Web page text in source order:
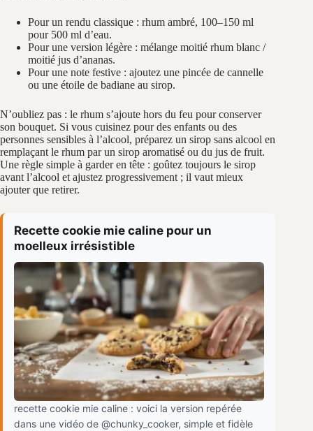
Pour un rendu classique : rhum ambré, 100–150 ml
pour 500 ml d’eau.
Pour une version légère : mélange moitié rhum blanc /
moitié jus d’ananas.
Pour une note festive : ajoutez une pincée de cannelle
ou une étoile de badiane au sirop.
N’oubliez pas : le rhum s’ajoute hors du feu pour conserver
son bouquet. Si vous cuisinez pour des enfants ou des
personnes sensibles à l’alcool, préparez un sirop sans alcool en
remplaçant le rhum par un sirop aromatisé ou du jus de fruit.
Une règle simple à garder en tête : goûtez toujours le sirop
avant l’alcool et ajustez progressivement ; il vaut mieux
ajouter que retirer.
Recette cookie mie caline pour un
moelleux irrésistible
recette cookie mie caline : voici la version repérée
dans une vidéo de @chunky_cooker, simple et fidèle